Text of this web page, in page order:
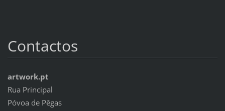
Contactos
artwork.pt
Rua Principal
Póvoa de Pêgas